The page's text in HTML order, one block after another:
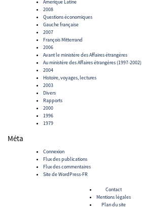
Amerique Latine
2008
Questions économiques
Gauche française
2007
François Mitterrand
2006
Avant le ministère des Affaires étrangères
Au ministère des Affaires étrangères (1997-2002)
2004
Histoire, voyages, lectures
2003
Divers
Rapports
2000
1996
1979
Méta
Connexion
Flux des publications
Flux des commentaires
Site de WordPress-FR
Contact
Mentions légales
Plan du site